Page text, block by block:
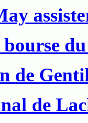
du
de
de